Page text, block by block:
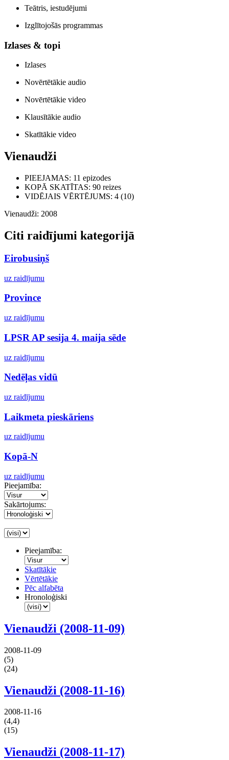
Teātris, iestudējumi
Izglītojošās programmas
Izlases & topi
Izlases
Novērtētākie audio
Novērtētākie video
Klausītākie audio
Skatītākie video
Vienaudži
PIEEJAMAS: 11 epizodes
KOPĀ SKATĪTAS: 90 reizes
VIDĒJAIS VĒRTĒJUMS: 4 (10)
Vienaudži: 2008
Citi raidījumi kategorijā
Eirobusiņš
uz raidījumu
Province
uz raidījumu
LPSR AP sesija 4. maija sēde
uz raidījumu
Nedēļas vidū
uz raidījumu
Laikmeta pieskāriens
uz raidījumu
Kopā-N
uz raidījumu
Pieejamība:
Sakārtojums:
Pieejamība:
Skatītākie
Vērtētākie
Pēc alfabēta
Hronoloģiski
Vienaudži (2008-11-09)
2008-11-09
(5)
(24)
Vienaudži (2008-11-16)
2008-11-16
(4,4)
(15)
Vienaudži (2008-11-17)